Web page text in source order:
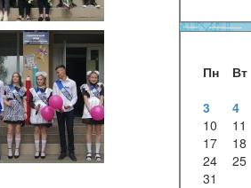
Пн
Вт
3
4
10
11
17
18
24
25
31